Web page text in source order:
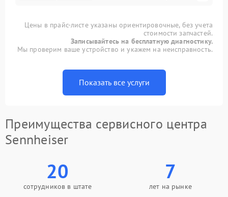
Цены в прайс-листе указаны ориентировочные, без учета
стоимости запчастей.
Записывайтесь на бесплатную диагностику.
Мы проверим ваше устройство и укажем на неисправность.
Показать все услуги
Преимущества сервисного центра
Sennheiser
20
сотрудников в штате
7
лет на рынке